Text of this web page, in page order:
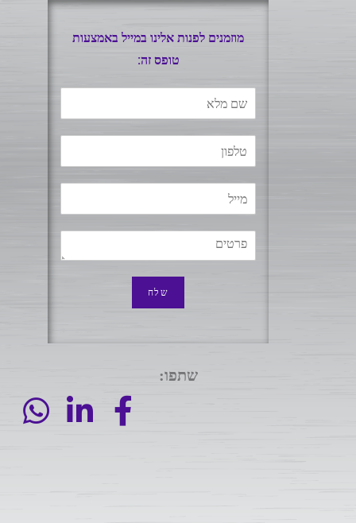
מוזמנים לפנות אלינו במייל באמצעות
טופס זה:
שלח
שתפו: